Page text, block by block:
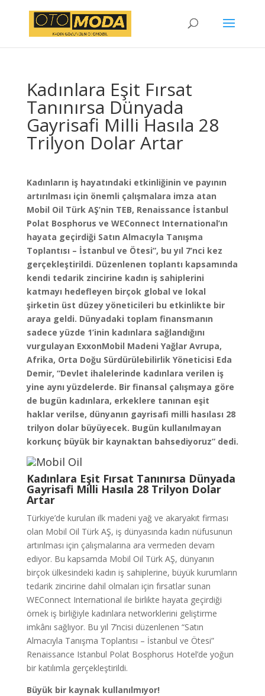
Kadınlara Eşit Fırsat
Tanınırsa Dünyada
Gayrisafi Milli Hasıla 28
Trilyon Dolar Artar
Kadınların iş hayatındaki etkinliğinin ve payının
artırılması için önemli çalışmalara imza atan
Mobil Oil Türk AŞ’nin TEB, Renaissance İstanbul
Polat Bosphorus ve WEConnect International’ın
hayata geçirdiği Satın Almacıyla Tanışma
Toplantısı – İstanbul ve Ötesi”, bu yıl 7’nci kez
gerçekleştirildi. Düzenlenen toplantı kapsamında
kendi tedarik zincirine kadın iş sahiplerini
katmayı hedefleyen birçok global ve lokal
şirketin üst düzey yöneticileri bu etkinlikte bir
araya geldi. Dünyadaki toplam finansmanın
sadece yüzde 1’inin kadınlara sağlandığını
vurgulayan ExxonMobil Madeni Yağlar Avrupa,
Afrika, Orta Doğu Sürdürülebilirlik Yöneticisi Eda
Demir, “Devlet ihalelerinde kadınlara verilen iş
yine aynı yüzdelerde. Bir finansal çalışmaya göre
de bugün kadınlara, erkeklere tanınan eşit
haklar verilse, dünyanın gayrisafi milli hasılası 28
trilyon dolar büyüyecek. Bugün kullanılmayan
korkunç büyük bir kaynaktan bahsediyoruz” dedi.
Kadınlara Eşit Fırsat Tanınırsa Dünyada
Gayrisafi Milli Hasıla 28 Trilyon Dolar
Artar
Türkiye’de kurulan ilk madeni yağ ve akaryakıt firması
olan Mobil Oil Türk AŞ, iş dünyasında kadın nüfusunun
artırılması için çalışmalarına ara vermeden devam
ediyor. Bu kapsamda Mobil Oil Türk AŞ, dünyanın
birçok ülkesindeki kadın iş sahiplerine, büyük kurumların
tedarik zincirine dahil olmaları için fırsatlar sunan
WEConnect International ile birlikte hayata geçirdiği
örnek iş birliğiyle kadınlara networklerini geliştirme
imkânı sağlıyor. Bu yıl 7’ncisi düzenlenen “Satın
Almacıyla Tanışma Toplantısı – İstanbul ve Ötesi”
Renaissance Istanbul Polat Bosphorus Hotel’de yoğun
bir katılımla gerçekleştirildi.
Büyük bir kaynak kullanılmıyor!